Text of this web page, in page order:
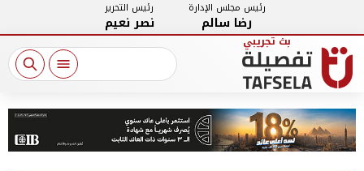
رئيس مجلس الإدارة
رضا سالم
رئيس التحرير
نصر نعيم